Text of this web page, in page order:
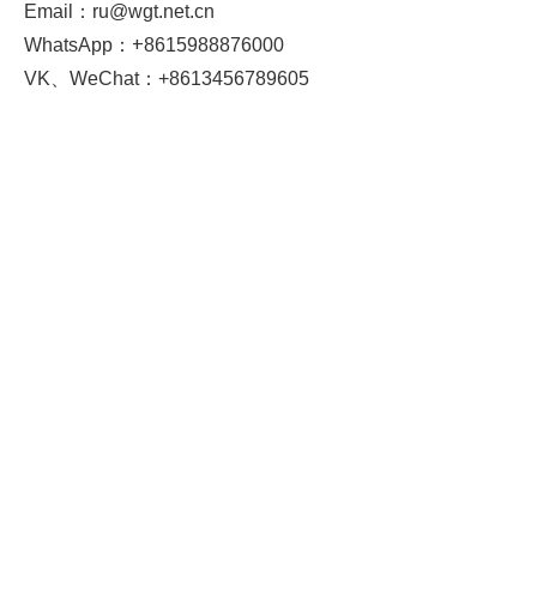
Email：ru@wgt.net.cn
WhatsApp： +8615988876000
VK、WeChat：+8613456789605